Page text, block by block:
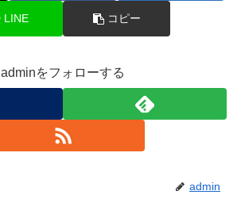
LINE コピー
adminをフォローする
admin